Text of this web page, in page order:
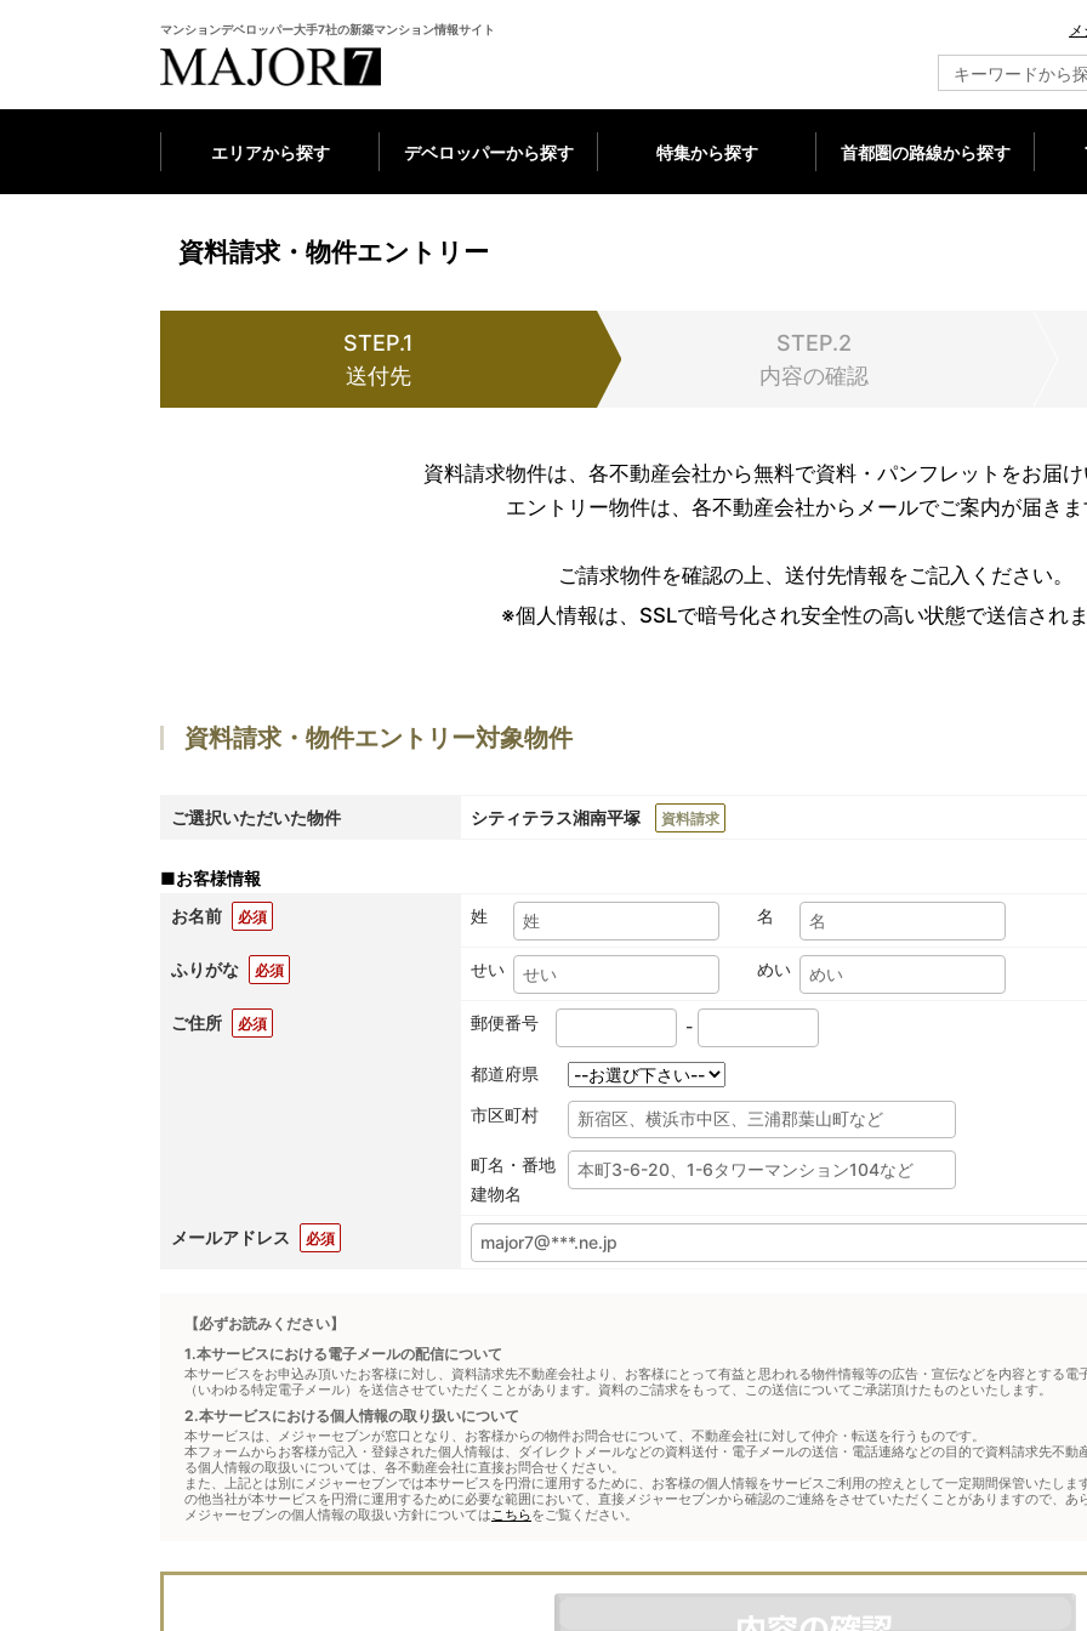
マンションデベロッパー大手7社の新築マンション情報サイト
エリアから探す デベロッパーから探す 特集から探す 首都圏の路線から探す
資料請求・物件エントリー
STEP.1
送付先
STEP.2
内容の確認
資料請求物件は、各不動産会社から無料で資料・パンフレットをお届
エントリー物件は、各不動産会社からメールでご案内が届き
ご請求物件を確認の上、送付先情報をご記入ください。
※個人情報は、SSLで暗号化され安全性の高い状態で送信され
資料請求・物件エントリー対象物件
ご選択いただいた物件 シティテラス湘南平塚 資料請求
■お客様情報
お名前
必須 姓 名
ふりがな 必須 せい めい
ご住所 必須 郵便番号 -
都道府県
市区町村
町名・番地
建物名
メールアドレス 必須
【必ずお読みください】
1.本サービスにおける電子メールの配信について
本サービスをお申込み頂いたお客様に対し、資料請求先不動産会社より、お客様にとって有益と思われる物件情報等の広告・宣伝などを内容とする電
（いわゆる特定電子メール）を送信させていただくことがあります。資料のご請求をもって、この送信についてご承諾頂けたものといたします。
2.本サービスにおける個人情報の取り扱いについて
本サービスは、メジャーセブンが窓口となり、お客様からの物件お問合せについて、不動産会社に対して仲介・転送を行うものです。
本フォームからお客様が記入・登録された個人情報は、ダイレクトメールなどの資料送付・電子メールの送信・電話連絡などの目的で資料請求先不
る個人情報の取扱いについては、各不動産会社に直接お問合せください。
また、上記とは別にメジャーセブンでは本サービスを円滑に運用するために、お客様の個人情報をサービスご利用の控えとして一定期間保管いたし
の他当社が本サービスを円滑に運用するために必要な範囲において、直接メジャーセブンから確認のご連絡をさせていただくことがありますので、あ
メジャーセブンの個人情報の取扱い方針についてはこちらをご覧ください。